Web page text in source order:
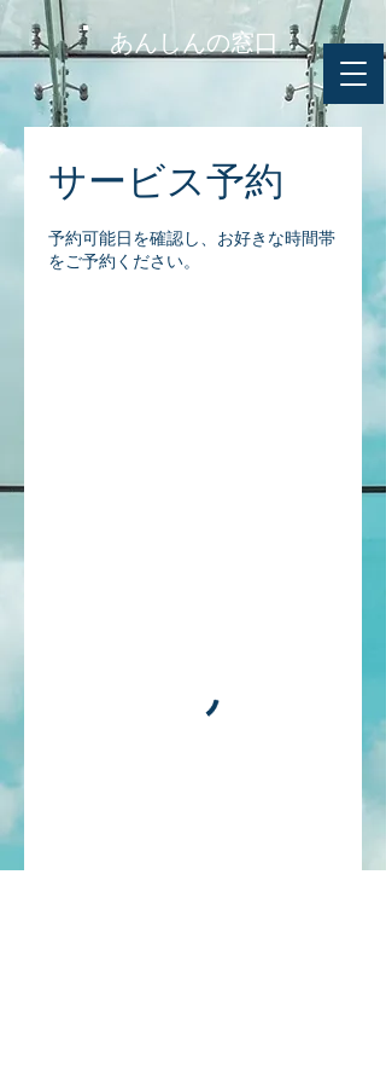
あんしんの窓口
サービス予約
予約可能日を確認し、お好きな時間帯
をご予約ください。